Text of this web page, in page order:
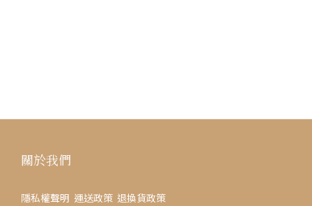
關於我們
隱私權聲明 運送政策 退換貨政策